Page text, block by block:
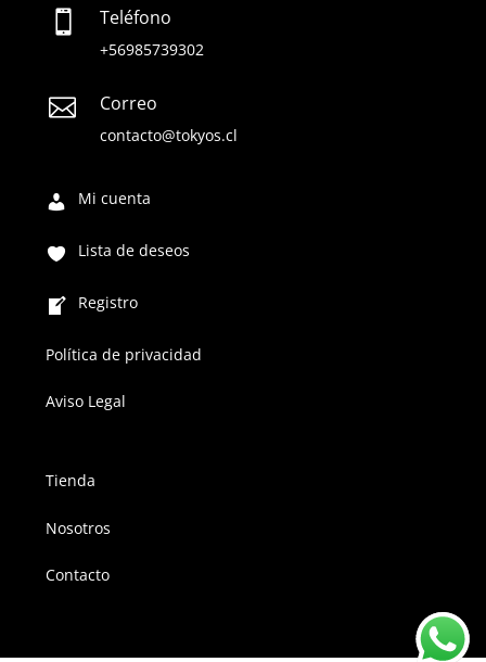
 Teléfono
+56985739302
 Correo
contacto@tokyos.cl
Mi cuenta
Lista de deseos
Registro
Política de privacidad
Aviso Legal
Tienda
Nosotros
Contacto